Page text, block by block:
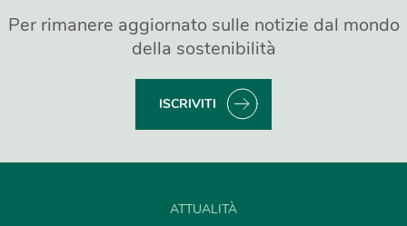
Per rimanere aggiornato sulle notizie dal mondo
della sostenibilità
ISCRIVITI
ATTUALITÀ